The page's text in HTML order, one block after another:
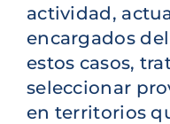
actividad,
encargados
estos casos,
seleccionar
en territorios